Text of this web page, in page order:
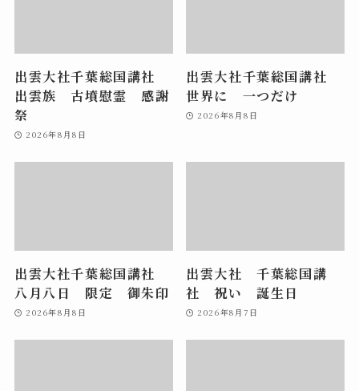
出雲大社千葉総国講社
出雲族 古墳慰霊 感謝
祭
2026年8月8日
出雲大社千葉総国講社
世界に 一つだけ
2026年8月8日
出雲大社千葉総国講社
八月八日 限定 御朱印
2026年8月8日
出雲大社 千葉総国講
社 祝い 誕生日
2026年8月7日